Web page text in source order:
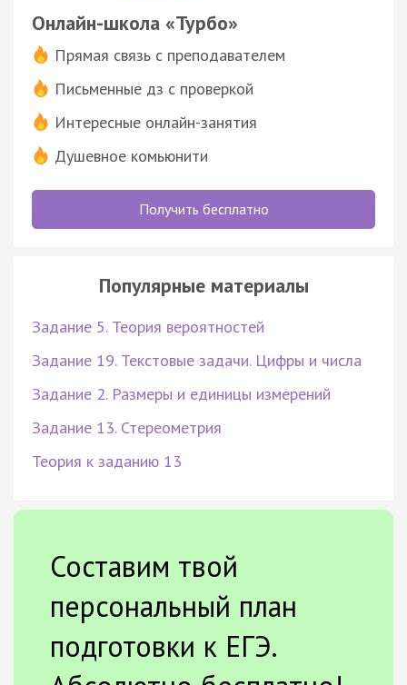
Онлайн-школа «Турбо»
Прямая связь с преподавателем
Письменные дз с проверкой
Интересные онлайн-занятия
Душевное комьюнити
Получить бесплатно
Популярные материалы
Задание 5. Теория вероятностей
Задание 19. Текстовые задачи. Цифры и числа
Задание 2. Размеры и единицы измерений
Задание 13. Стереометрия
Теория к заданию 13
Составим твой
персональный план
подготовки к ЕГЭ.